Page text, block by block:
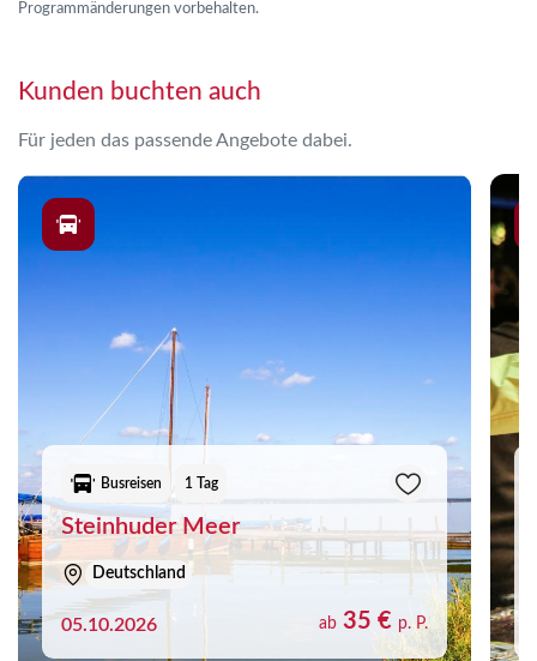
Programmänderungen vorbehalten.
Kunden buchten auch
Für jeden das passende Angebote dabei.
Busreisen 1 Tag
Steinhuder Meer
Deutschland
05.10.2026 ab 35 € p. P.